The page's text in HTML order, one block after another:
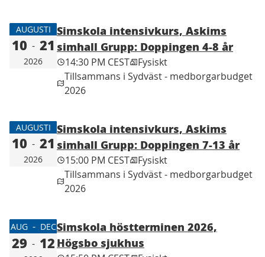
AUGUSTI
10 - 21
2026
Simskola intensivkurs, Askims
simhall Grupp: Doppingen 4-8 år
14:30 PM CEST
Fysiskt
Tillsammans i Sydväst - medborgarbudget
2026
AUGUSTI
10 - 21
2026
Simskola intensivkurs, Askims
simhall Grupp: Doppingen 7-13 år
15:00 PM CEST
Fysiskt
Tillsammans i Sydväst - medborgarbudget
2026
AUG - DEC
29 - 12
Simskola höstterminen 2026,
Högsbo sjukhus